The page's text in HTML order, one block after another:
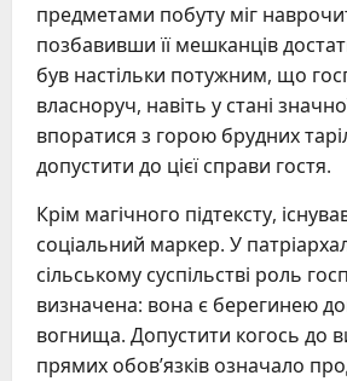
предметами побуту міг
позбавивши її мешканців
був настільки потужним, що
власноруч, навіть у стані
впоратися з горою брудних
допустити до цієї справи гостя.
Крім магічного підтексту,
соціальний маркер. У
сільському суспільстві роль
визначена: вона є берегинею
вогнища. Допустити когось до
прямих обов’язків означало